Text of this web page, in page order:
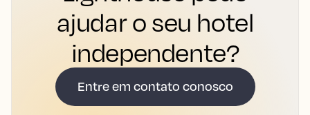
ajudar o seu hotel
independente?
Entre em contato conosco